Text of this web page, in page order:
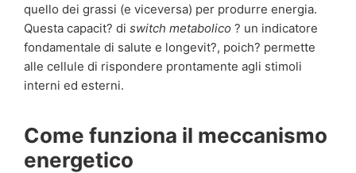
quello dei grassi (e viceversa) per produrre energia.
Questa capacit? di switch metabolico ? un indicatore
fondamentale di salute e longevit?, poich? permette
alle cellule di rispondere prontamente agli stimoli
interni ed esterni.
Come funziona il meccanismo
energetico